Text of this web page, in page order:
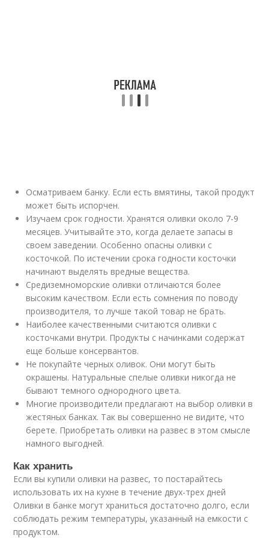
Осматриваем банку. Если есть вмятины, такой продукт
может быть испорчен.
Изучаем срок годности. Хранятся оливки около 7-9
месяцев. Учитывайте это, когда делаете запасы в
своем заведении. Особенно опасны оливки с
косточкой. По истечении срока годности косточки
начинают выделять вредные вещества.
Средиземноморские оливки отличаются более
высоким качеством. Если есть сомнения по поводу
производителя, то лучше такой товар не брать.
Наиболее качественными считаются оливки с
косточками внутри. Продукты с начинками содержат
еще больше консервантов.
Не покупайте черных оливок. Они могут быть
окрашены. Натуральные спелые оливки никогда не
бывают темного однородного цвета.
Многие производители предлагают на выбор оливки в
жестяных банках. Так вы совершенно не видите, что
берете. Приобретать оливки на развес в этом смысле
намного выгодней.
Как хранить
Если вы купили оливки на развес, то постарайтесь
использовать их на кухне в течение двух-трех дней
Оливки в банке могут храниться достаточно долго, если
соблюдать режим температуры, указанный на емкости с
продуктом.